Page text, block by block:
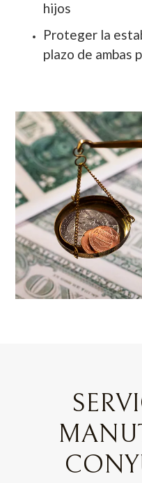
hijos
Proteger la
plazo de ambas